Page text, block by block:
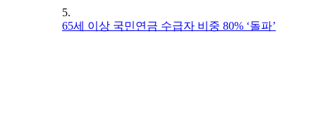
5.
65세 이상 국민연금 수급자 비중 80% ‘돌파’